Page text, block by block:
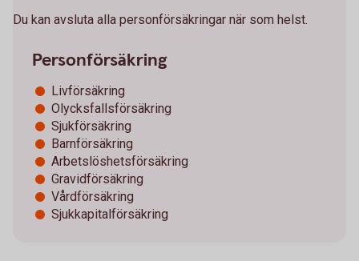
Personförsäkring
Livförsäkring
Olycksfallsförsäkring
Sjukförsäkring
Barnförsäkring
Arbetslöshetsförsäkring
Gravidförsäkring
Vårdförsäkring
Sjukkapitalförsäkring
Du kan avsluta alla personförsäkringar när som helst.